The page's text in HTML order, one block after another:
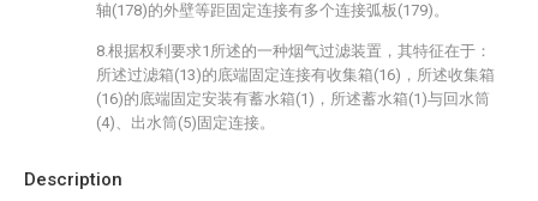
Description
轴(178)的外壁等距固定连接有多个连接弧板(179)。
8.根据权利要求1所述的一种烟气过滤装置，其特征在于：
所述过滤箱(13)的底端固定连接有收集箱(16)，所述收集箱
(16)的底端固定安装有蓄水箱(1)，所述蓄水箱(1)与回水筒
(4)、出水筒(5)固定连接。